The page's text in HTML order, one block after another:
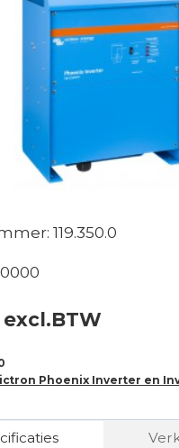
119.350.0
excl.BTW
Phoenix Inverter en